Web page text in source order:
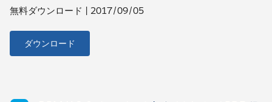
無料ダウンロード | 2017/09/05
ダウンロード